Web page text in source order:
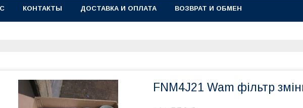
КОНТАКТЫ ДОСТАВКА И ОПЛАТА ВОЗВРАТ И ОБМЕН
FNM4J21 Wam фільтр